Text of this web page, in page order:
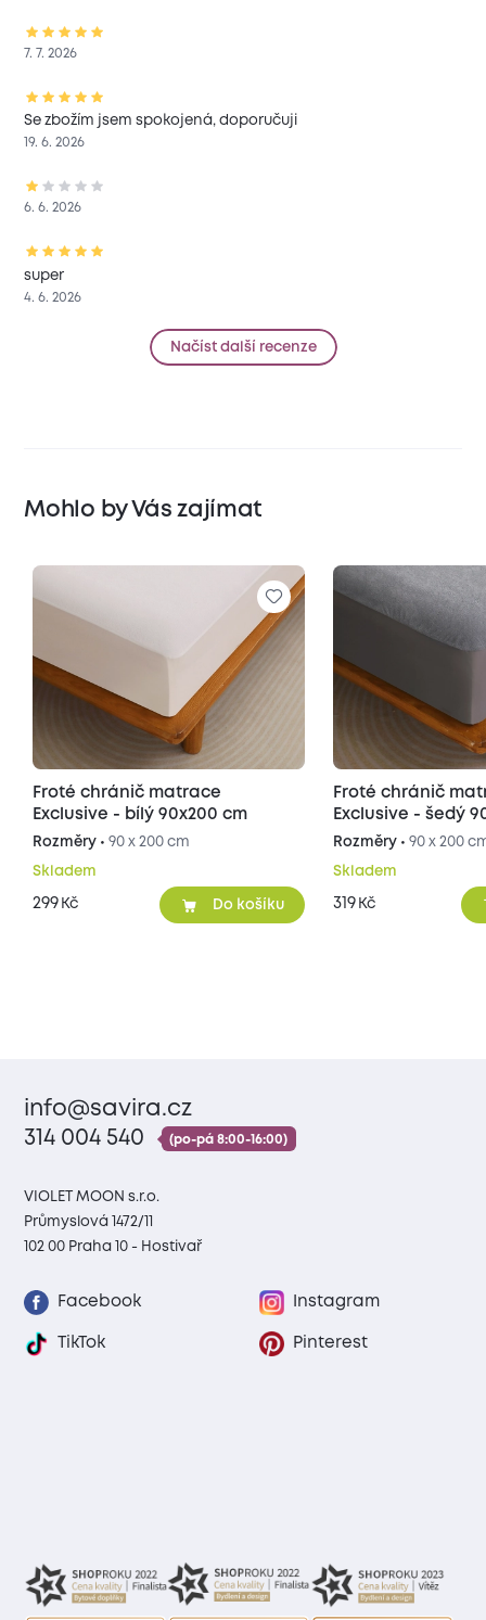
7. 7. 2026
Se zbožím jsem spokojená, doporučuji
19. 6. 2026
6. 6. 2026
super
4. 6. 2026
Načíst další recenze
Mohlo by Vás zajímat
Froté chránič matrace
Exclusive - bílý 90x200 cm
Rozměry • 90 x 200 cm
Skladem
299 Kč Do košíku
Froté chránič
Exclusive - šedý
Rozměry •90 x 200
Skladem
319 Kč
info@savira.cz
314 004 540
(po-pá 8:00-16:00)
VIOLET MOON s.r.o.
Průmyslová 1472/11
102 00 Praha 10 - Hostivař
Facebook Instagram
TikTok Pinterest